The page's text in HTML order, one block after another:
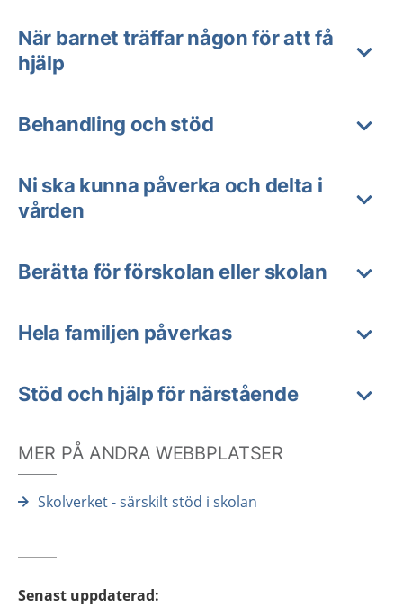
När barnet träffar någon för att få
hjälp
Behandling och stöd
Ni ska kunna påverka och delta i
vården
Berätta för förskolan eller skolan
Hela familjen påverkas
Stöd och hjälp för närstående
MER PÅ ANDRA WEBBPLATSER
Skolverket - särskilt stöd i skolan
Senast uppdaterad: